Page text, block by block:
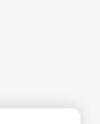
256